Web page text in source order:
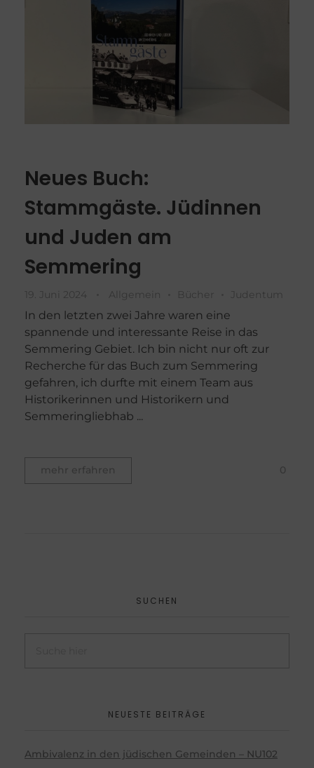
Neues Buch:
Stammgäste. Jüdinnen
und Juden am
Semmering
19. Juni 2024 Allgemein Bücher Judentum
In den letzten zwei Jahre waren eine
spannende und interessante Reise in das
Semmering Gebiet. Ich bin nicht nur oft zur
Recherche für das Buch zum Semmering
gefahren, ich durfte mit einem Team aus
Historikerinnen und Historikern und
Semmeringliebhab ...
mehr erfahren 0
SUCHEN
NEUESTE BEITRÄGE
Ambivalenz in den jüdischen Gemeinden – NU102